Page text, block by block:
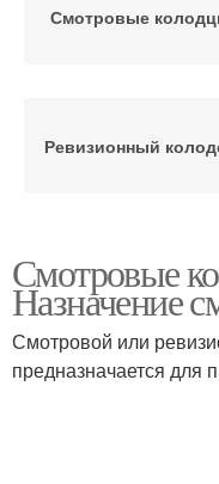
Смотровые
Ревизионный
Дренажные
Смотровые
Назначение
Смотровой или
предназначается для